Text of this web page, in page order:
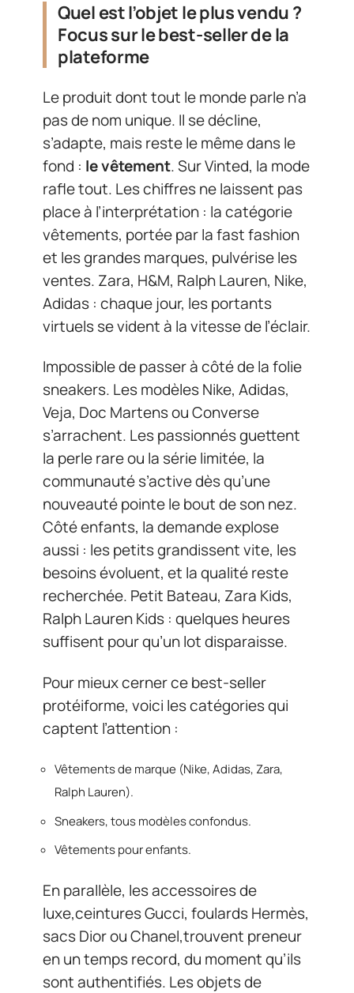
Quel est l’objet le plus vendu ?
Focus sur le best-seller de la
plateforme
Le produit dont tout le monde parle n’a
pas de nom unique. Il se décline,
s’adapte, mais reste le même dans le
fond : le vêtement. Sur Vinted, la mode
rafle tout. Les chiffres ne laissent pas
place à l’interprétation : la catégorie
vêtements, portée par la fast fashion
et les grandes marques, pulvérise les
ventes. Zara, H&M, Ralph Lauren, Nike,
Adidas : chaque jour, les portants
virtuels se vident à la vitesse de l’éclair.
Impossible de passer à côté de la folie
sneakers. Les modèles Nike, Adidas,
Veja, Doc Martens ou Converse
s’arrachent. Les passionnés guettent
la perle rare ou la série limitée, la
communauté s’active dès qu’une
nouveauté pointe le bout de son nez.
Côté enfants, la demande explose
aussi : les petits grandissent vite, les
besoins évoluent, et la qualité reste
recherchée. Petit Bateau, Zara Kids,
Ralph Lauren Kids : quelques heures
suffisent pour qu’un lot disparaisse.
Pour mieux cerner ce best-seller
protéiforme, voici les catégories qui
captent l’attention :
Vêtements de marque (Nike, Adidas, Zara,
Ralph Lauren).
Sneakers, tous modèles confondus.
Vêtements pour enfants.
En parallèle, les accessoires de
luxe,ceintures Gucci, foulards Hermès,
sacs Dior ou Chanel,trouvent preneur
en un temps record, du moment qu’ils
sont authentifiés. Les objets de